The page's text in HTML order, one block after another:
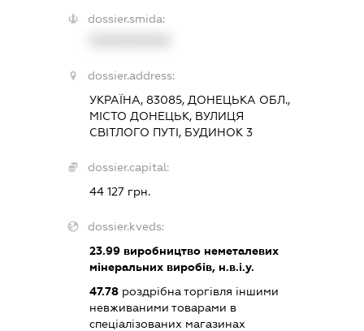
dossier.smida:
dossier.address:
УКРАЇНА, 83085, ДОНЕЦЬКА ОБЛ.,
МІСТО ДОНЕЦЬК, ВУЛИЦЯ
СВІТЛОГО ПУТІ, БУДИНОК 3
dossier.capital:
44 127 грн.
dossier.kveds:
23.99виробництво неметалевих
мінеральних виробів, н.в.і.у.
47.78роздрібна торгівля іншими
невживаними товарами в
спеціалізованих магазинах